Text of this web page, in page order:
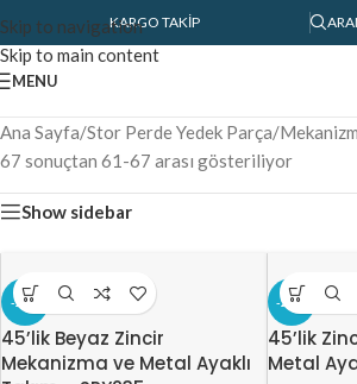
Skip to navigation
Skip to main content
KARGO TAKIP
MENU
Ana Sayfa/Stor Perde Yedek Parça/
67 sonuçtan 61-67 arası gösteriliyor
Show sidebar
-25%
45’lik Beyaz Zincir
Mekanizma ve Metal Ayaklı
-25%
45’lik
Metal